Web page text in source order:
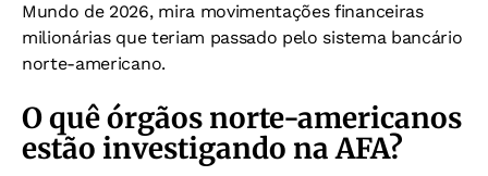
Mundo de 2026, mira movimentações financeiras
milionárias que teriam passado pelo sistema bancário
norte-americano.
O quê órgãos norte-americanos
estão investigando na AFA?